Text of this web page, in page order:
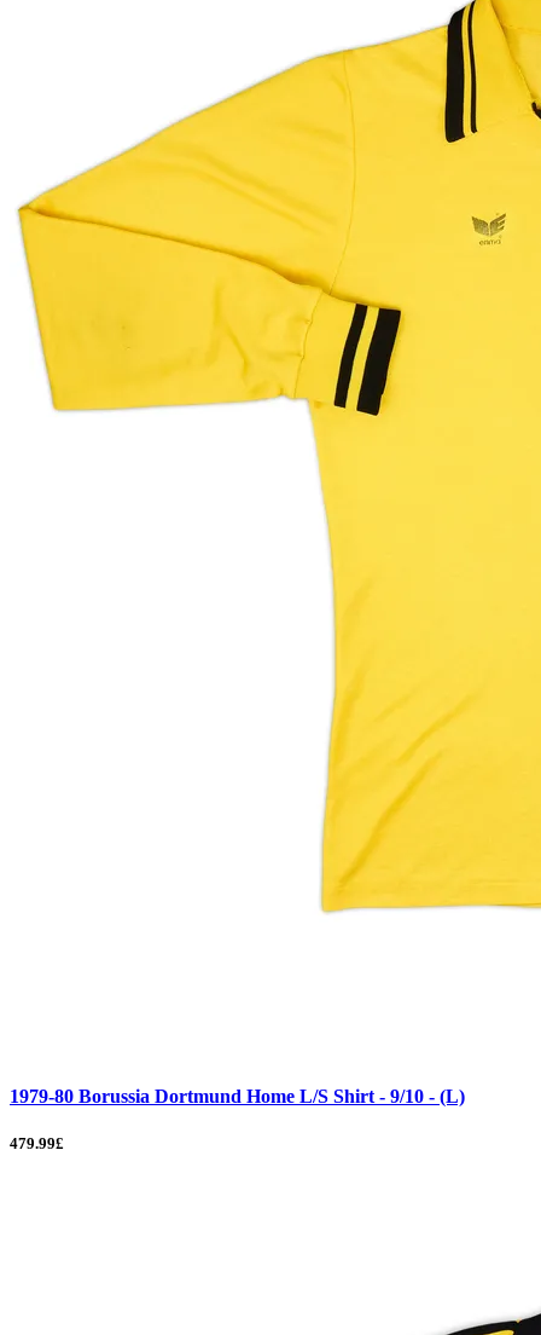
1979-80 Borussia Dortmund Home L/S Shirt - 9/10 - (L)
479.99£